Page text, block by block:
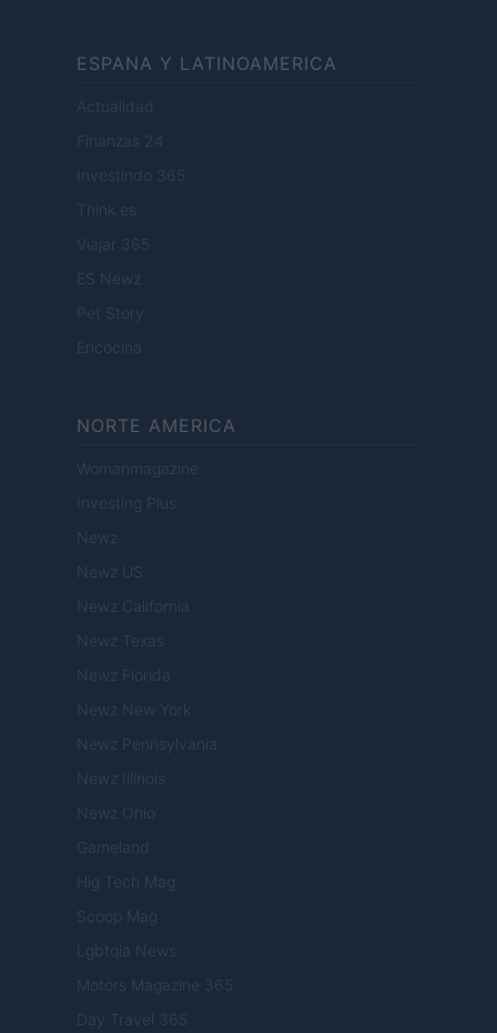
ESPANA Y LATINOAMERICA
Actualidad
Finanzas 24
Investindo 365
Think.es
Viajar 365
ES Newz
Pet Story
Encocina
NORTE AMERICA
Womanmagazine
Investing Plus
Newz
Newz US
Newz California
Newz Texas
Newz Florida
Newz New York
Newz Pennsylvania
Newz Illinois
Newz Ohio
Gameland
Hig Tech Mag
Scoop Mag
Lgbtqia News
Motors Magazine 365
Day Travel 365